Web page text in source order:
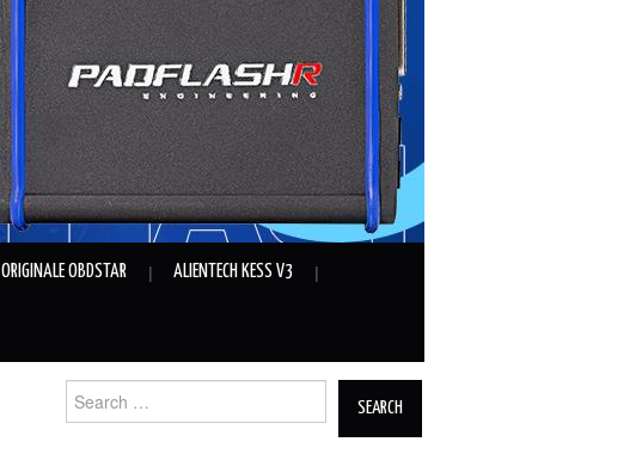
ORIGINALE OBDSTAR ALIENTECH KESS V3
Search for: